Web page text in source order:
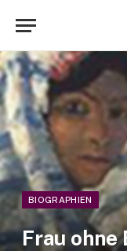
BIOGRAPHIEN
Frau ohne